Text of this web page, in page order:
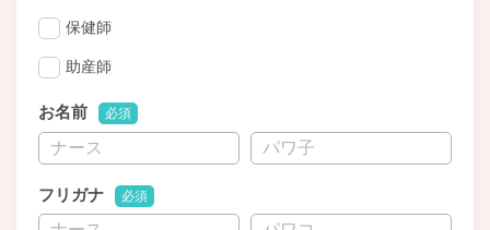
保健師
助産師
お名前 必須
フリガナ 必須